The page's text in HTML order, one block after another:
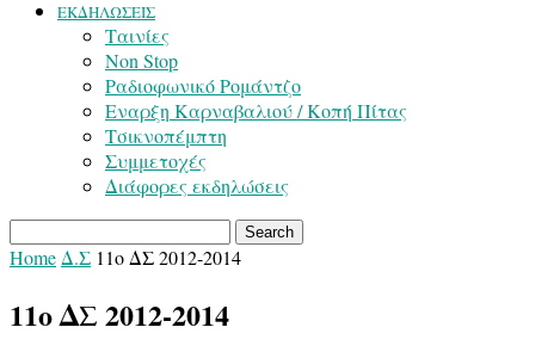
ΕΚΔΗΛΩΣΕΙΣ
Ταινίες
Non Stop
Ραδιοφωνικό Ρομάντζο
Εναρξη Καρναβαλιού / Κοπή Πίτας
Τσικνοπέμπτη
Συμμετοχές
Διάφορες εκδηλώσεις
Home Δ.Σ 11ο ΔΣ 2012-2014
11ο ΔΣ 2012-2014